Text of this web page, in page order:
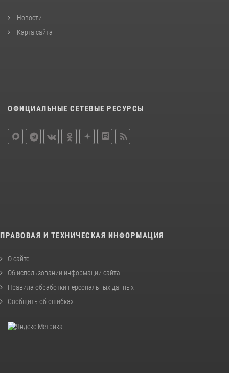
Новости
Карта сайта
ОФИЦИАЛЬНЫЕ СЕТЕВЫЕ РЕСУРСЫ
ПРАВОВАЯ И ТЕХНИЧЕСКАЯ ИНФОРМАЦИЯ
О сайте
Об использовании информации сайта
Правила обработки персональных данных
Сообщить об ошибках